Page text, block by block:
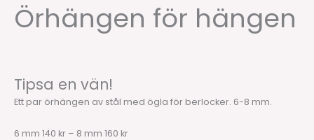
Örhängen för hängen
Tipsa en vän!
Ett par örhängen av stål med ögla för berlocker. 6-8 mm.
6 mm 140 kr – 8 mm 160 kr